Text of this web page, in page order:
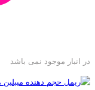
در انبار موجود نمی باشد